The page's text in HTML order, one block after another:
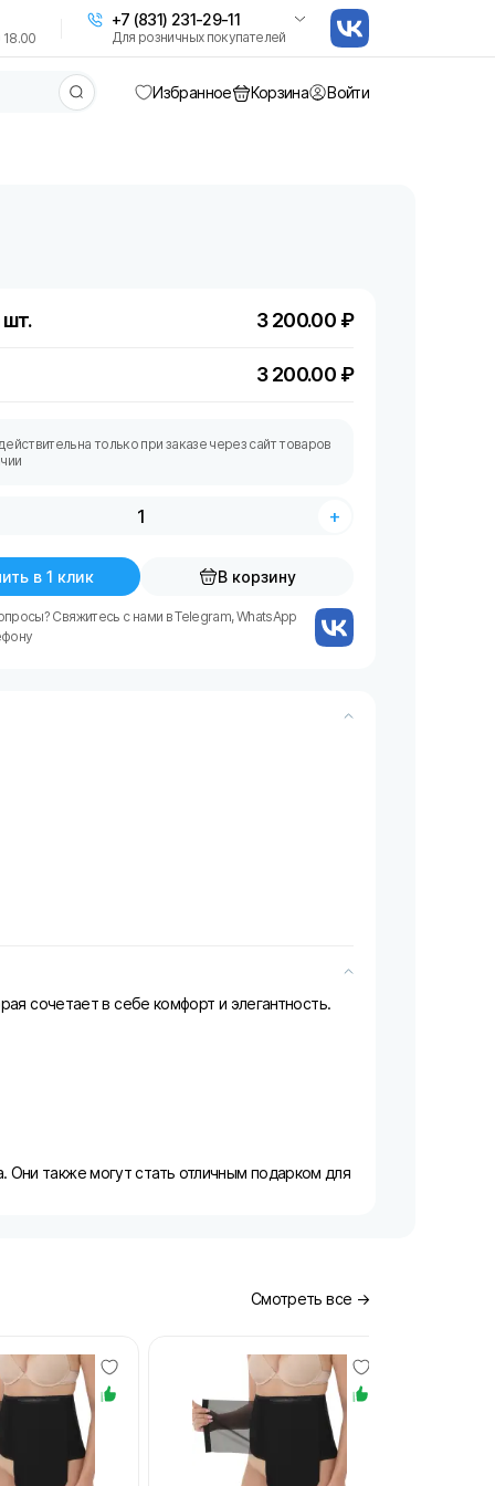
+7 (831) 231-29-11
Для розничных покупателей
Избранное Корзина Войти
шт. 3 200.00 ₽
3 200.00 ₽
только при заказе через сайт товаров
+
в 1 клик В корзину
Свяжитесь с нами в Telegram, WhatsApp
сочетает в себе комфорт и элегантность.
Они также могут стать отличным подарком для
Смотреть все →